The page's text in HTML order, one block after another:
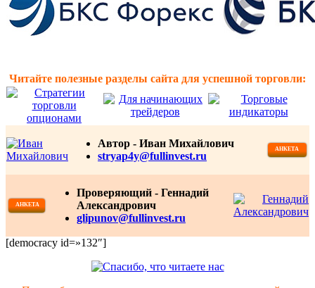
Читайте полезные разделы сайта для успешной торговли:
Автор - Иван Михайлович
stryap4y@fullinvest.ru
АНКЕТА
АНКЕТА
Проверяющий - Геннадий
Александрович
glipunov@fullinvest.ru
[democracy id=»132″]